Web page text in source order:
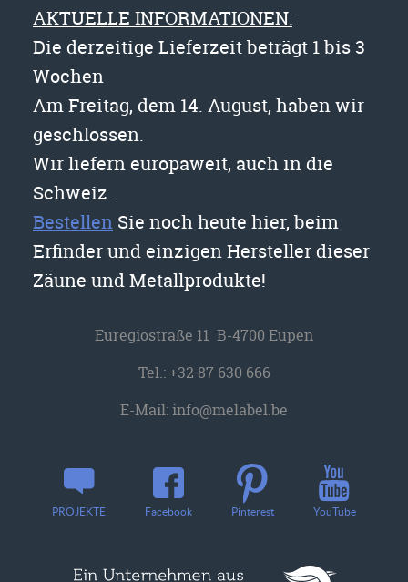
AKTUELLE INFORMATIONEN:
Die derzeitige Lieferzeit beträgt 1 bis 3
Wochen
Am Freitag, dem 14. August, haben wir
geschlossen.
Wir liefern europaweit, auch in die
Schweiz.
Bestellen Sie noch heute hier, beim
Erfinder und einzigen Hersteller dieser
Zäune und Metallprodukte!
Euregiostraße 11 B-4700 Eupen
Tel.:+32 87 630 666
E-Mail:info@melabel.be
PROJEKTE Facebook Pinterest YouTube